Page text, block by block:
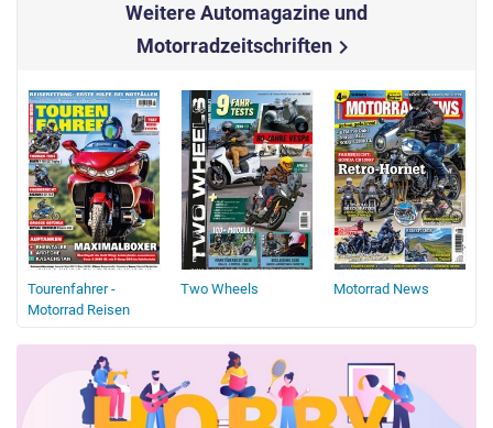
Weitere Automagazine und
Motorradzeitschriftenchevron_right
Tourenfahrer -
Motorrad Reisen
Two Wheels Motorrad News